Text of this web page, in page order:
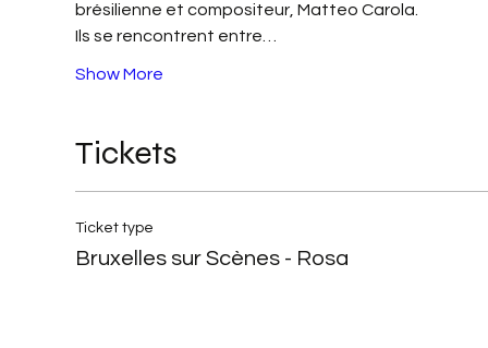
brésilienne et compositeur, Matteo Carola.
Ils se rencontrent entre…
Show More
Tickets
Ticket type
Bruxelles sur Scènes - Rosa